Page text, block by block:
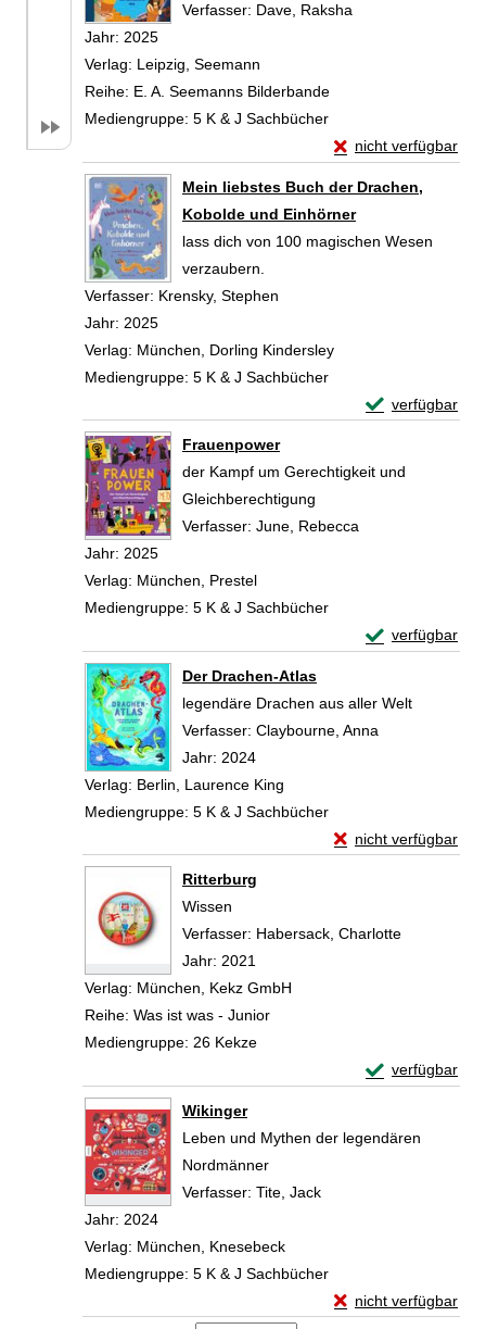
Verfasser: Dave, Raksha
Jahr: 2025
Verlag: Leipzig, Seemann
Reihe: E. A. Seemanns Bilderbande
Mediengruppe: 5 K & J Sachbücher
nicht verfügbar
Exemplar-Details
Mein liebstes Buch der Drachen,
Kobolde und Einhörner
lass dich von 100 magischen Wesen
verzaubern.
Verfasser: Krensky, Stephen
Jahr: 2025
Verlag: München, Dorling Kindersley
Mediengruppe: 5 K & J Sachbücher
verfügbar
Exemplar-
Frauenpower
der Kampf um Gerechtigkeit und
Gleichberechtigung
Verfasser: June, Rebecca
Jahr: 2025
Verlag: München, Prestel
Mediengruppe: 5 K & J Sachbücher
verfügbar
Exemplar-
Der Drachen-Atlas
legendäre Drachen aus aller Welt
Verfasser: Claybourne, Anna
Jahr: 2024
Verlag: Berlin, Laurence King
Mediengruppe: 5 K & J Sachbücher
nicht verfügbar
Exemplar-Details
Ritterburg
Wissen
Verfasser: Habersack, Charlotte
Jahr: 2021
Verlag: München, Kekz GmbH
Reihe: Was ist was - Junior
Mediengruppe: 26 Kekze
verfügbar
Exemplar-
Wikinger
Leben und Mythen der legendären
Nordmänner
Verfasser: Tite, Jack
Jahr: 2024
Verlag: München, Knesebeck
Mediengruppe: 5 K & J Sachbücher
nicht verfügbar
Exemplar-Details